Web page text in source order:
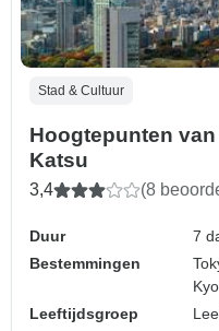
Stad & Cultuur
Hoogtepunten
Katsu
3,4 (8
Duur
7
Bestemmingen
Leeftijdsgroep